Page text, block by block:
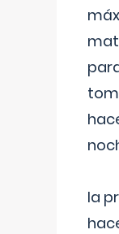
la